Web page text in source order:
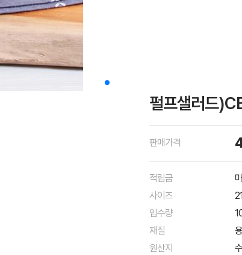
펄프샐러드
판매가격
적립금
사이즈
입수량
재질
원산지